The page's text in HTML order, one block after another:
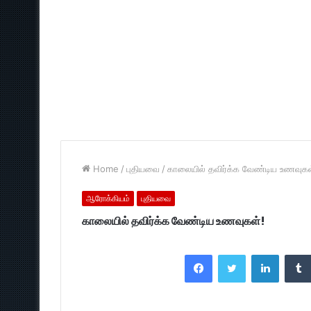
Home / புதியவை / காலையில் தவிர்க்க வேண்டிய
ஆரோக்கியம் புதியவை
காலையில் தவிர்க்க வேண்டிய உணவுகள்!
FacebookTwitter